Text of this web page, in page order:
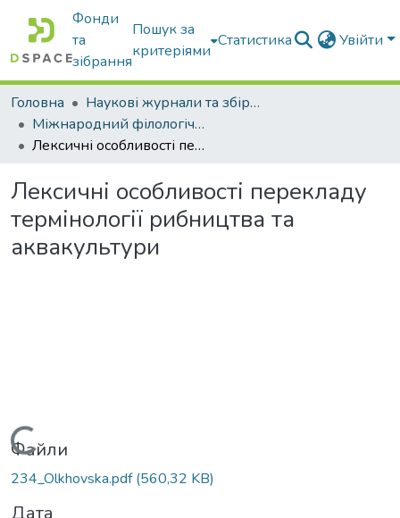
Фонди
та
зібрання
Пошук за
критеріями
Статистика Увійти
Головна
Наукові журнали та збірники видань
Міжнародний філологічний часопис
Лексичні особливості перекладу термінології рибництва та аквакультури
Лексичні особливості перекладу
термінології рибництва та
аквакультури
Вантажиться...
Файли
234_Olkhovska.pdf(560,32 KB)
Дата